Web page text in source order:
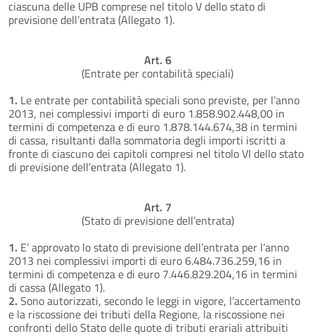
ciascuna delle UPB comprese nel titolo V dello stato di
previsione dell’entrata (Allegato 1).
Art. 6
(Entrate per contabilità speciali)
1. Le entrate per contabilità speciali sono previste, per l’anno
2013, nei complessivi importi di euro 1.858.902.448,00 in
termini di competenza e di euro 1.878.144.674,38 in termini
di cassa, risultanti dalla sommatoria degli importi iscritti a
fronte di ciascuno dei capitoli compresi nel titolo VI dello stato
di previsione dell’entrata (Allegato 1).
Art. 7
(Stato di previsione dell’entrata)
1. E’ approvato lo stato di previsione dell’entrata per l’anno
2013 nei complessivi importi di euro 6.484.736.259,16 in
termini di competenza e di euro 7.446.829.204,16 in termini
di cassa (Allegato 1).
2. Sono autorizzati, secondo le leggi in vigore, l’accertamento
e la riscossione dei tributi della Regione, la riscossione nei
confronti dello Stato delle quote di tributi erariali attribuiti